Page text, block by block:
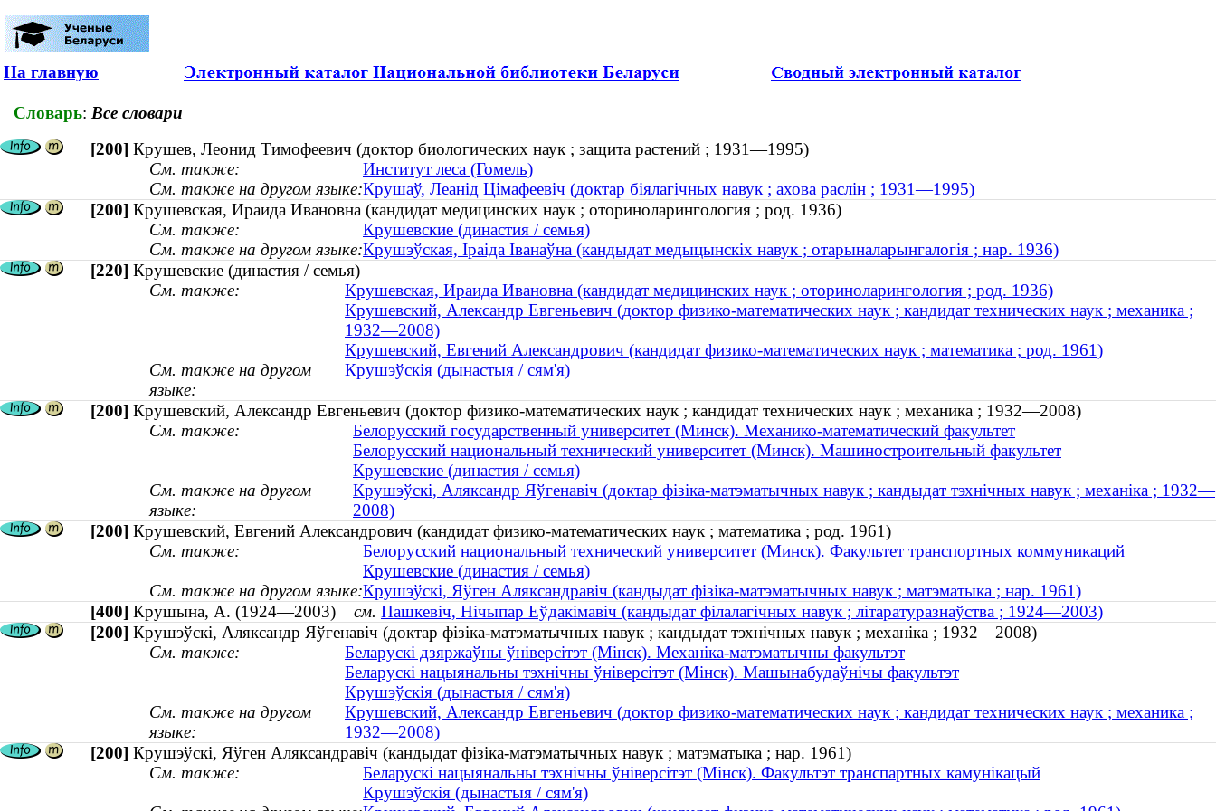
На главную
Словарь: Все словари
[200] Крушев, Леонид Тимофеевич (доктор биологических наук ; защита растений ; 1931—1995)
См. также:
Институт леса (Гомель)
См. также на другом языке:Крушаў, Леанід Цімафеевіч (доктар біялагічных навук ; ахова раслін ; 1931—1995)
[200] Крушевская, Ираида Ивановна (кандидат медицинских наук ; оториноларингология ; род. 1936)
См. также:
Крушевские (династия / семья)
См. также на другом языке:Крушэўская, Іраіда Іванаўна (кандыдат медыцынскіх навук ; отарыналарынгалогія ; нар. 1936)
[220] Крушевские (династия / семья)
См. также:
Крушевская, Ираида Ивановна (кандидат медицинских наук ; оториноларингология ; род. 1936)
Крушевский, Александр Евгеньевич (доктор физико-математических наук ; кандидат технических наук ; механика ;
1932—2008)
Крушевский, Евгений Александрович (кандидат физико-математических наук ; математика ; род. 1961)
См. также на другом
языке:
Крушэўскія (дынастыя / сям'я)
[200] Крушевский, Александр Евгеньевич (доктор физико-математических наук ; кандидат технических наук ; механика ; 1932—2008)
См. также:
Белорусский государственный университет (Минск). Механико-математический факультет
Белорусский национальный технический университет (Минск). Машиностроительный факультет
Крушевские (династия / семья)
См. также на другом
языке:
Крушэўскі, Аляксандр Яўгенавіч (доктар фізіка-матэматычных навук ; кандыдат тэхнічных навук ; механіка ; 1932—
2008)
[200] Крушевский, Евгений Александрович (кандидат физико-математических наук ; математика ; род. 1961)
См. также:
Белорусский национальный технический университет (Минск). Факультет транспортных коммуникаций
Крушевские (династия / семья)
См. также на другом языке:Крушэўскі, Яўген Аляксандравіч (кандыдат фізіка-матэматычных навук ; матэматыка ; нар. 1961)
[400] Крушына, А. (1924—2003) см. Пашкевіч, Нічыпар Еўдакімавіч (кандыдат філалагічных навук ; літаратуразнаўства ; 1924—2003)
[200] Крушэўскі, Аляксандр Яўгенавіч (доктар фізіка-матэматычных навук ; кандыдат тэхнічных навук ; механіка ; 1932—2008)
См. также:
Беларускі дзяржаўны ўніверсітэт (Мінск). Механіка-матэматычны факультэт
Беларускі нацыянальны тэхнічны ўніверсітэт (Мінск). Машынабудаўнічы факультэт
Крушэўскія (дынастыя / сям'я)
См. также на другом
языке:
Крушевский, Александр Евгеньевич (доктор физико-математических наук ; кандидат технических наук ; механика ;
1932—2008)
[200] Крушэўскі, Яўген Аляксандравіч (кандыдат фізіка-матэматычных навук ; матэматыка ; нар. 1961)
См. также:
Беларускі нацыянальны тэхнічны ўніверсітэт (Мінск). Факультэт транспартных камунікацый
Крушэўскія (дынастыя / сям'я)